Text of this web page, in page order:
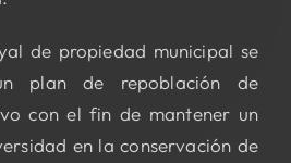
de propiedad municipal se
plan de repoblación de
con el fin de mantener un
en la conservación de